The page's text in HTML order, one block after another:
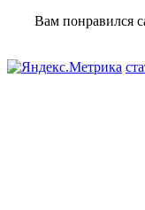
Вам понравился